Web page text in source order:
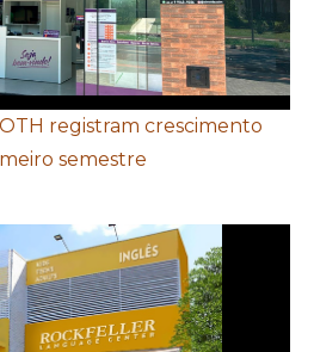
registram crescimento
semestre